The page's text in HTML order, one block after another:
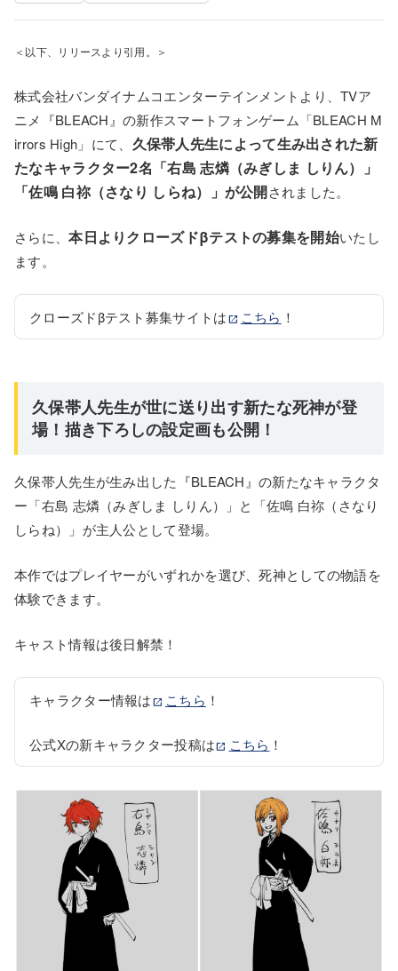
＜以下、リリースより引用。＞
株式会社バンダイナムコエンターテインメントより、TVア
ニメ『BLEACH』の新作スマートフォンゲーム「BLEACH M
irrors High」にて、 久保帯人先生によって生み出された新
たなキャラクター2名「右島 志燐（みぎしま しりん）」
「佐鳴 白祢（さなり しらね）」が公開されました。
さらに、本日よりクローズドβテストの募集を開始いたし
ます。
クローズドβテスト募集サイトは こちら ！
久保帯人先生が世に送り出す新たな死神が登
場！描き下ろしの設定画も公開！
久保帯人先生が生み出した『BLEACH』の新たなキャラクタ
ー「右島 志燐（みぎしま しりん）」と「佐鳴 白祢（さなり
しらね）」が主人公として登場。
本作ではプレイヤーがいずれかを選び、死神としての物語を
体験できます。
キャスト情報は後日解禁！
キャラクター情報は こちら ！
公式Xの新キャラクター投稿は こちら ！